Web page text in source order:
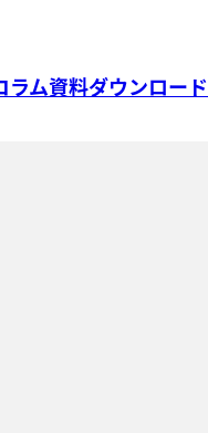
ラム資料ダウンロード